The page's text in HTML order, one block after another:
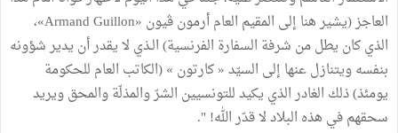
العاجز (يشير هنا إلى المقيم العام أرمون ڤيون «Armand Guillon»،
الذي كان يطل من شرفة السفارة الفرنسية) الـذي لا يقدر أن يدير شؤونه
بنفسه ويتنازل عنها إلى السيّد « كارتون » (الكاتب العام للحكومة
يومئذ) ذلك الغادر الذي يكيد للتونسيين الشرّ والمذلّة والمحق ويريد
سحقهم في هذه البلاد لا قدّر الله! ".